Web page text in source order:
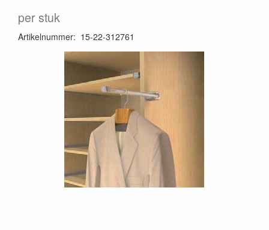
per stuk
Artikelnummer: 15-22-312761